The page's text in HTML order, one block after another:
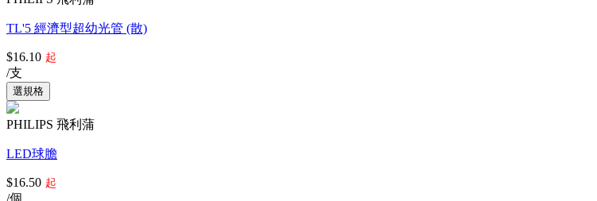
TL'5 經濟型超幼光管 (散)
$16.10 起
/支
PHILIPS 飛利蒲
LED球膽
$16.50 起
/個